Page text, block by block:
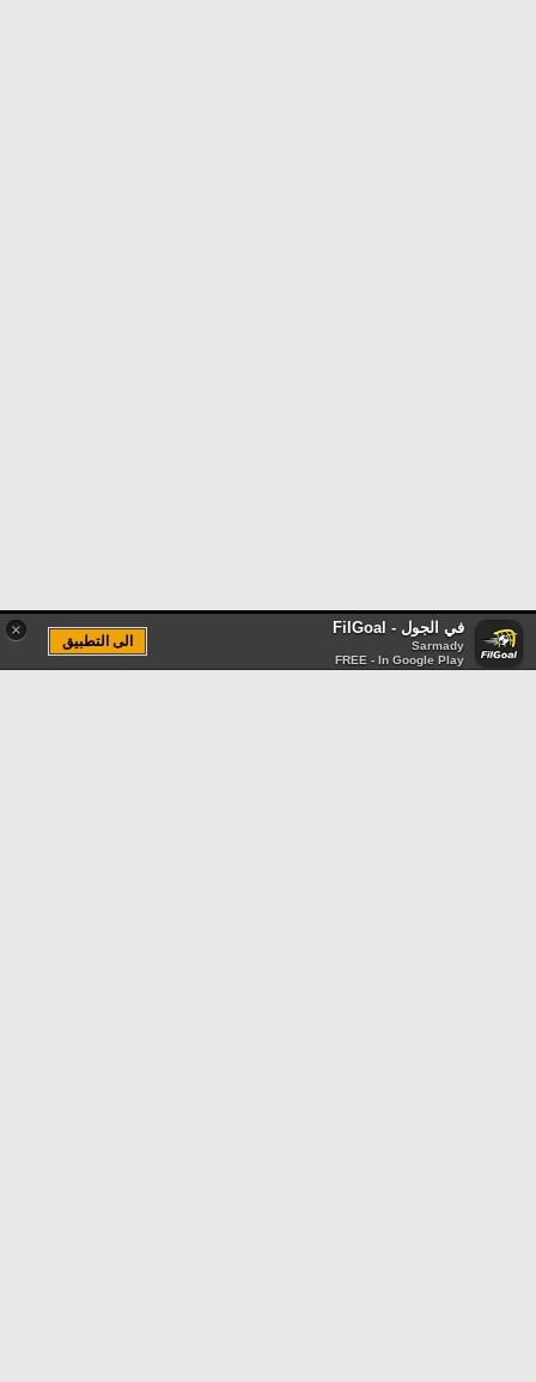
× في الجول - FilGoal
Sarmady
FREE - In Google Play
الى التطبيق